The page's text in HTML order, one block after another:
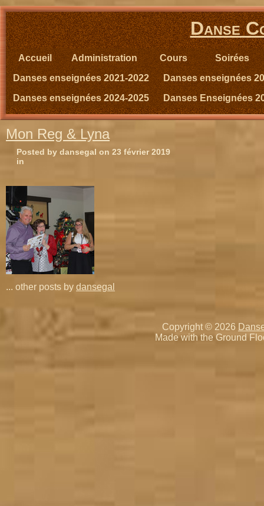
Danse
Accueil Administration Cours
Soirées
Danses enseignées 2021-2022
Danses enseignées
Danses enseignées 2024-2025
Danses Enseignées
Mon Reg & Lyna
Posted by dansegal on 23 février 2019
in
... other posts by dansegal
Copyright © 2026
Made with the Ground